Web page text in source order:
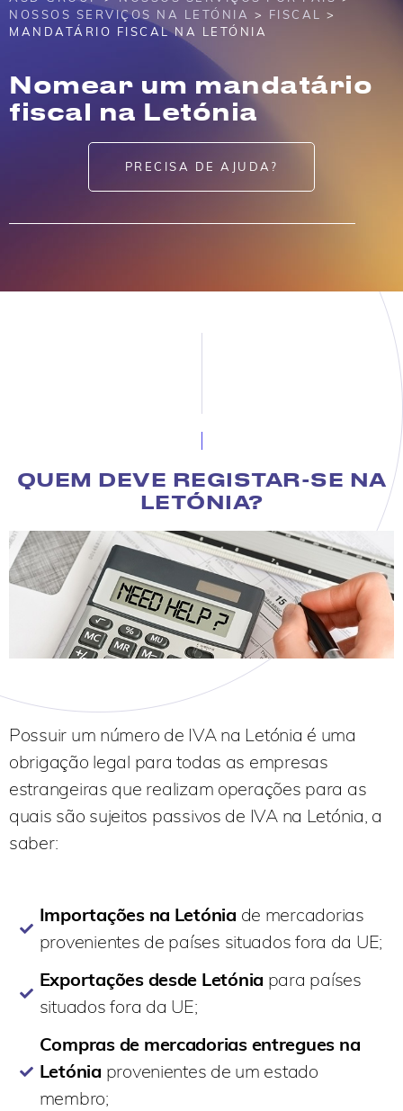
NOSSOS SERVIÇOS NA LETÓNIA > FISCAL
>
MANDATÁRIO FISCAL NA LETÓNIA
Nomear um mandatário
fiscal na Letónia
PRECISA DE AJUDA?
QUEM DEVE REGISTAR-SE NA
LETÓNIA?
Possuir um número de IVA na Letónia é uma
obrigação legal para todas as empresas
estrangeiras que realizam operações para as
quais são sujeitos passivos de IVA na Letónia, a
saber:
Importações na Letónia de mercadorias
provenientes de países situados fora da UE;
Exportações desde Letónia para países
situados fora da UE;
Compras de mercadorias entregues na
Letónia provenientes de um estado
membro;